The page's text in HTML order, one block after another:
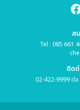
ส
Tel : 085 661
ติด
02-422-9999 ต่อ